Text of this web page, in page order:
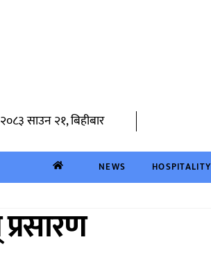
२०८३ साउन २१, बिहीबार
NEWS HOSPITALITY